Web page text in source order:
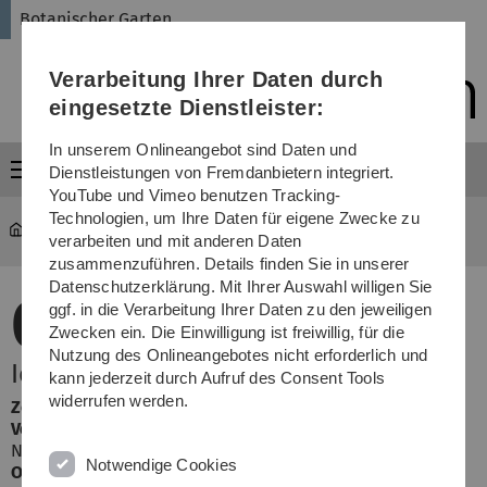
Direkt
Direkt
Direkt
(Sprache,
Drucken,
Media)
Direkt
Direkt
Botanischer Garten
Menü
Terminansicht
07.Juli 2026
Ideen-Salon
Zeit:
Dienstag, 18.30 Uhr
Veranstalter:
Naturmuseum Ulm
Ort:
Aegis Café,Hafengasse 19
Verarbeitung Ihrer Daten durch
eingesetzte Dienstleister:
In unserem Onlineangebot sind Daten und
Dienstleistungen von Fremdanbietern integriert.
YouTube und Vimeo benutzen Tracking-
Technologien, um Ihre Daten für eigene Zwecke zu
verarbeiten und mit anderen Daten
zusammenzuführen. Details finden Sie in unserer
Datenschutzerklärung. Mit Ihrer Auswahl willigen Sie
ggf. in die Verarbeitung Ihrer Daten zu den jeweiligen
Zwecken ein. Die Einwilligung ist freiwillig, für die
Nutzung des Onlineangebotes nicht erforderlich und
kann jederzeit durch Aufruf des Consent Tools
widerrufen werden.
Notwendige Cookies